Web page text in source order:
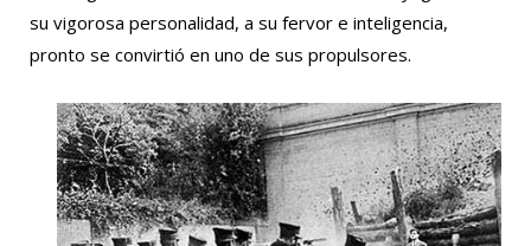
su vigorosa personalidad, a su fervor e inteligencia,
pronto se convirtió en uno de sus propulsores.